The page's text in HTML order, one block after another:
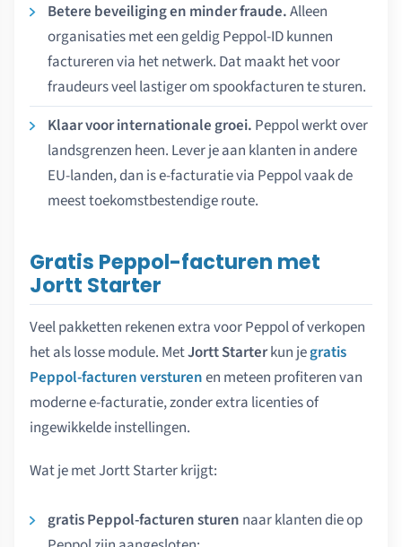
Betere beveiliging en minder fraude.Alleen
organisaties met een geldig Peppol-ID kunnen
factureren via het netwerk. Dat maakt het voor
fraudeurs veel lastiger om spookfacturen te sturen.
Klaar voor internationale groei. Peppol werkt over
landsgrenzen heen. Lever je aan klanten in andere
EU-landen, dan is e-facturatie via Peppol vaak de
meest toekomstbestendige route.
Gratis Peppol-facturen met
Jortt Starter
Veel pakketten rekenen extra voor Peppol of verkopen
het als losse module. MetJortt Starterkun jegratis
Peppol-facturen versturenen meteen profiteren van
moderne e-facturatie, zonder extra licenties of
ingewikkelde instellingen.
Wat je met Jortt Starter krijgt:
gratis Peppol-facturen sturen naar klanten die op